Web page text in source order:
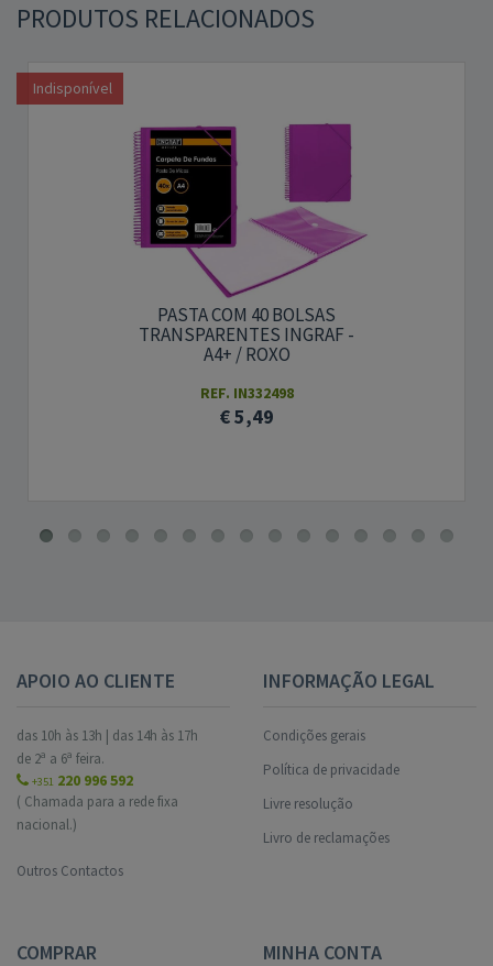
PRODUTOS RELACIONADOS
Indisponível
PASTA COM 40 BOLSAS
TRANSPARENTES INGRAF -
A4+ / ROXO
REF. IN332498
€ 5,49
APOIO AO CLIENTE
das 10h às 13h | das 14h às 17h
de 2ª a 6ª feira.
+351 220 996 592
( Chamada para a rede fixa
nacional.)
Outros Contactos
INFORMAÇÃO LEGAL
Condições gerais
Política de privacidade
Livre resolução
Livro de reclamações
COMPRAR MINHA CONTA